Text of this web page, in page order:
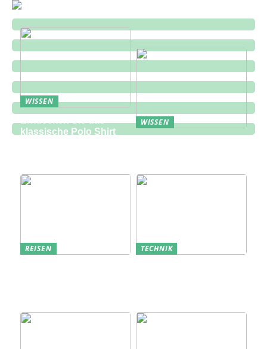
WISSEN
klassische Polo Shirt
WISSEN
REISEN
TECHNIK